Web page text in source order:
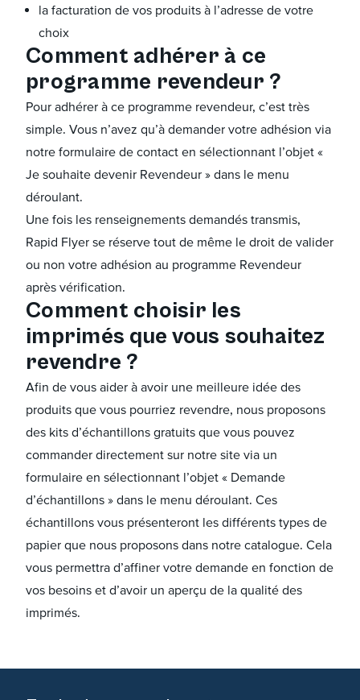
la facturation de vos produits à l’adresse de votre
choix
Comment adhérer à ce
programme revendeur ?
Pour adhérer à ce programme revendeur, c’est très
simple. Vous n’avez qu’à demander votre adhésion via
notre formulaire de contact en sélectionnant l’objet «
Je souhaite devenir Revendeur » dans le menu
déroulant.
Une fois les renseignements demandés transmis,
Rapid Flyer se réserve tout de même le droit de valider
ou non votre adhésion au programme Revendeur
après vérification.
Comment choisir les
imprimés que vous souhaitez
revendre ?
Afin de vous aider à avoir une meilleure idée des
produits que vous pourriez revendre, nous proposons
des kits d’échantillons gratuits que vous pouvez
commander directement sur notre site via un
formulaire en sélectionnant l’objet « Demande
d’échantillons » dans le menu déroulant. Ces
échantillons vous présenteront les différents types de
papier que nous proposons dans notre catalogue. Cela
vous permettra d’affiner votre demande en fonction de
vos besoins et d’avoir un aperçu de la qualité des
imprimés.